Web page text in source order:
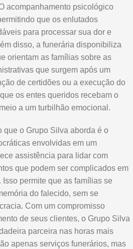
acompanhamento psicológico
que os enlutados
para processar sua dor e
disso, a funerária disponibiliza
orientam as famílias sobre as
que surgem após um
de certidões ou a execução do
os entes queridos recebam o
a um turbilhão emocional.
que o Grupo Silva aborda é o
envolvidas em um
assistência para lidar com
que podem ser complicados em
permite que as famílias se
do falecido, sem se
Com um compromisso
de seus clientes, o Grupo Silva
parceira nas horas mais
apenas serviços funerários, mas